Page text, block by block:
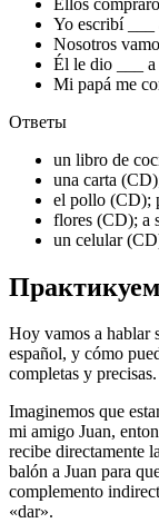
Yo escribí ___
Nosotros
Él le dio ___
Mi papá me
Ответы
un libro de
una carta
el pollo (CD);
flores (CD); a
un celular
Hoy vamos a hablar
español, y cómo
completas y precisas.
Imaginemos que
mi amigo Juan,
recibe directamente
balón a Juan para
complemento
«dar».